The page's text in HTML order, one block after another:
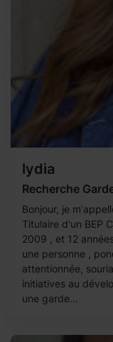
lydia
Recherche
Bonjour, je
Titulaire d'un BEP
2009 , et 12
une personne ,
attentionnée,
initiatives au
une garde...